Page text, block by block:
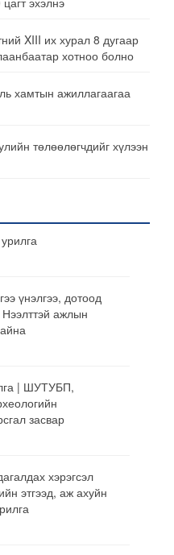
XIII их хурал 8 дугаар
хотноо болно
хамтын ажиллагаагаа
төлөөлөгчдийг хүлээн
үнэлгээ, дотоод
ажлын
| ШУТУБП,
засвар
хэрэгсэл
этгээд, аж ахуйн